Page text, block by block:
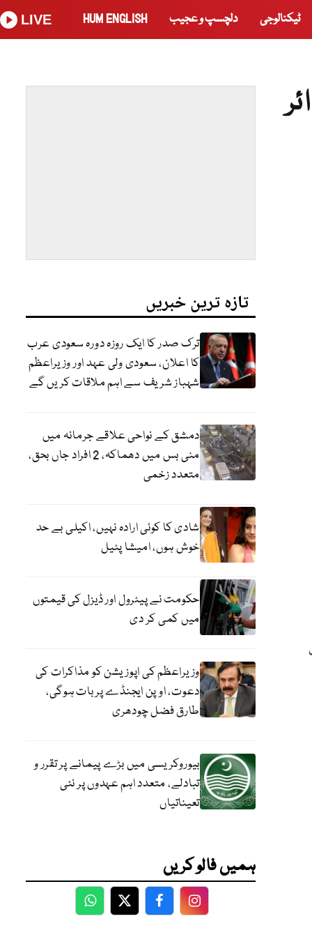
ٹیکنالوجی دلچسپ و عجیب HUM ENGLISH
LIVE
تازہ ترین خبریں
ترک صدر کا ایک روزہ دورہ سعودی عرب
کا اعلان، سعودی ولی عہد اور وزیراعظم
شہباز شریف سے اہم ملاقات کریں گے
دمشق کے نواحی علاقے جرمانہ میں
منی بس میں دھماکہ، 2 افراد جاں بحق،
متعدد زخمی
شادی کا کوئی ارادہ نہیں، اکیلی بے حد
خوش ہوں، امیشا پٹیل
حکومت نے پیٹرول اور ڈیزل کی قیمتوں
میں کمی کر دی
وزیراعظم کی اپوزیشن کو مذاکرات کی
دعوت، اوپن ایجنڈے پر بات ہوگی،
طارق فضل چودھری
بیوروکریسی میں بڑے پیمانے پر تقرر و
تبادلے، متعدد اہم عہدوں پر نئی
تعیناتیاں
ہمیں فالو کریں
WhatsApp
TwitterFacebookFacebook